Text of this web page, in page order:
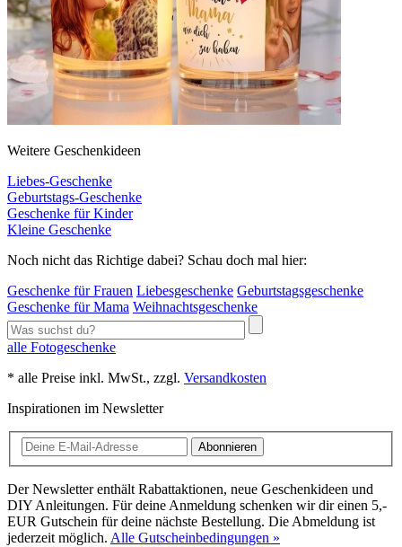
Weitere Geschenkideen
Liebes-Geschenke
Geburtstags-Geschenke
Geschenke für Kinder
Kleine Geschenke
Noch nicht das Richtige dabei? Schau doch mal hier:
Geschenke für Frauen Liebesgeschenke Geburtstagsgeschenke
Geschenke für Mama Weihnachtsgeschenke
alle Fotogeschenke
* alle Preise inkl. MwSt., zzgl. Versandkosten
Inspirationen im Newsletter
Abonnieren
Der Newsletter enthält Rabattaktionen, neue Geschenkideen und
DIY Anleitungen. Für deine Anmeldung schenken wir dir einen 5,-
EUR Gutschein für deine nächste Bestellung. Die Abmeldung ist
jederzeit möglich. Alle Gutscheinbedingungen »